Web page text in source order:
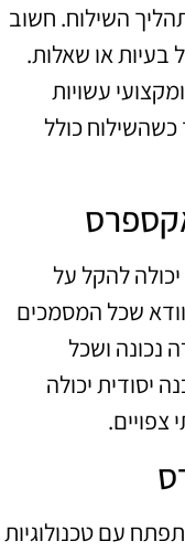
השילוח. חשוב
בעיות או שאלות.
עשויות
כולל
להקל על
שכל המסמכים
נכונה ושכל
יסודית יכולה
צפויים.
עם טכנולוגיות